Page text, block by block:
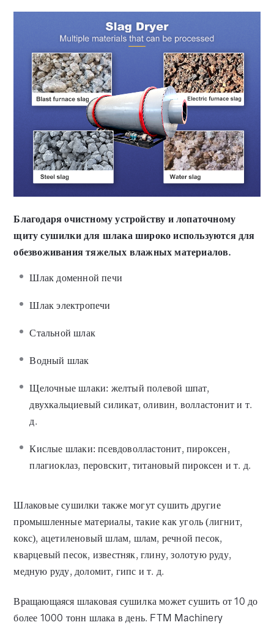
Благодаря очистному устройству и лопаточному
щиту сушилки для шлака широко используются для
обезвоживания тяжелых влажных материалов.
Шлак доменной печи
Шлак электропечи
Стальной шлак
Водный шлак
Щелочные шлаки: желтый полевой шпат,
двухкальциевый силикат, оливин, волластонит и т.
д.
Кислые шлаки: псевдоволластонит, пироксен,
плагиоклаз, перовскит, титановый пироксен и т. д.
Шлаковые сушилки также могут сушить другие
промышленные материалы, такие как уголь (лигнит,
кокс), ацетиленовый шлам, шлам, речной песок,
кварцевый песок, известняк, глину, золотую руду,
медную руду, доломит, гипс и т. д.
Вращающаяся шлаковая сушилка может сушить от 10 до
более 1000 тонн шлака в день. FTM Machinery